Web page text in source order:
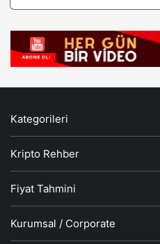
Kategorileri
Kripto Rehber
Fiyat Tahmini
Kurumsal / Corporate